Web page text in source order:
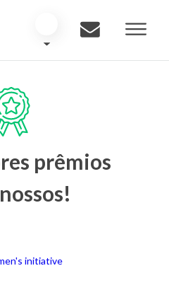
prêmios